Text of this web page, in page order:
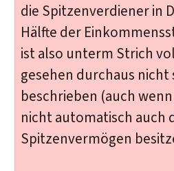
die Spitzenverdiener in
Hälfte der
ist also unterm Strich
gesehen durchaus nicht
beschrieben (auch
nicht automatisch auch
Spitzenvermögen